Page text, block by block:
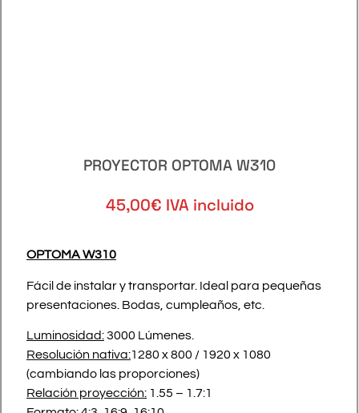
PROYECTOR OPTOMA W310
45,00€ IVA incluido
OPTOMA W310
Fácil de instalar y transportar. Ideal para pequeñas
presentaciones. Bodas, cumpleaños, etc.
Luminosidad:3000 Lúmenes.
Resolución nativa:1280 x 800 / 1920 x 1080
(cambiando las proporciones)
Relación proyección: 1.55 – 1.7:1